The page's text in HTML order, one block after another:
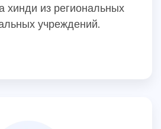
хинди из региональных
учреждений.